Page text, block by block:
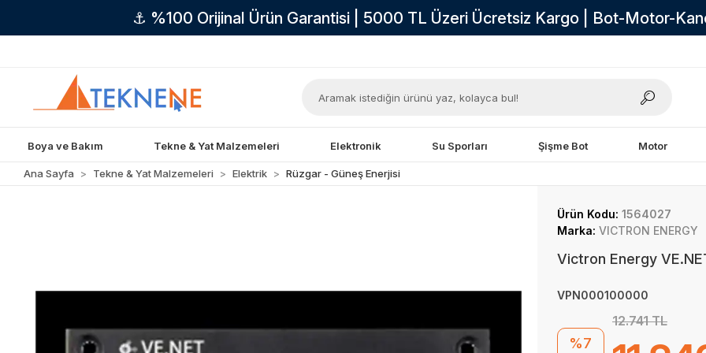
⚓ %100 Orijinal Ürün Garantisi | 5000 TL Üzeri Ücretsiz Kargo | Bot-Motor-
Boya ve Bakım Tekne & Yat Malzemeleri Elektronik Su Sporları Şişme Bot Motor
Ana Sayfa Tekne & Yat Malzemeleri Elektrik Rüzgar - Güneş Enerjisi
Ürün Kodu: 1564027
Marka: VICTRON ENERGY
Victron Energy
VPN000100000
%7
12.741 TL